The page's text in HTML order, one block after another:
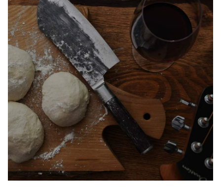
SATAKE
JAPANSK TRADISJON TIL NORDISKE KJØKKEN